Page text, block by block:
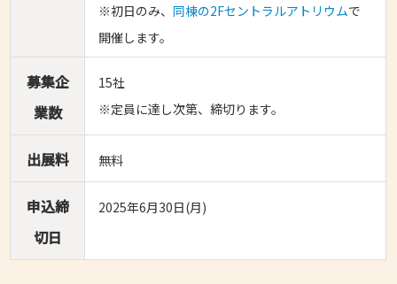
※初日のみ、 同棟の2Fセントラルアトリウムで
開催します。
募集企
業数
15社
※定員に達し次第、締切ります。
出展料 無料
申込締
切日
2025年6月30日(月)